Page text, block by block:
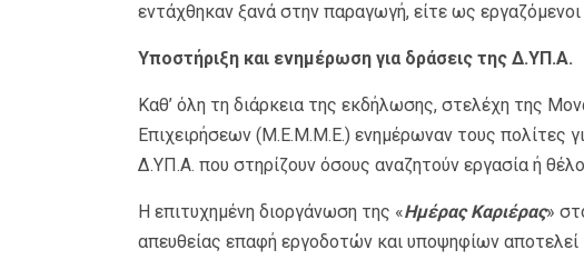
εντάχθηκαν ξανά στην παραγωγή, είτε ως
Υποστήριξη και ενημέρωση για δράσεις της Δ.ΥΠ.Α.
Καθ’ όλη τη διάρκεια της εκδήλωσης, στελέχη της
Επιχειρήσεων (Μ.Ε.Μ.Μ.Ε.) ενημέρωναν τους πολίτες
Δ.ΥΠ.Α. που στηρίζουν όσους αναζητούν εργασία ή
Η επιτυχημένη διοργάνωση της «Ημέρας Καριέρας»
απευθείας επαφή εργοδοτών και υποψηφίων